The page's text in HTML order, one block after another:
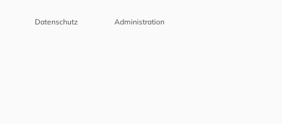
Datenschutz Administration